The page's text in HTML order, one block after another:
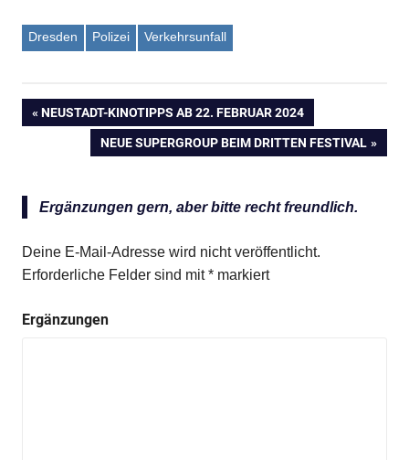
Dresden Polizei Verkehrsunfall
Beitragsnavigation
VORHERIGER
BEITRAG:
NEUSTADT-KINOTIPPS AB 22. FEBRUAR 2024
NÄCHSTER
NEUE SUPERGROUP BEIM DRITTEN FESTIVAL
Ergänzungen gern, aber bitte recht freundlich.
Deine E-Mail-Adresse wird nicht veröffentlicht.
Erforderliche Felder sind mit* markiert
Ergänzungen